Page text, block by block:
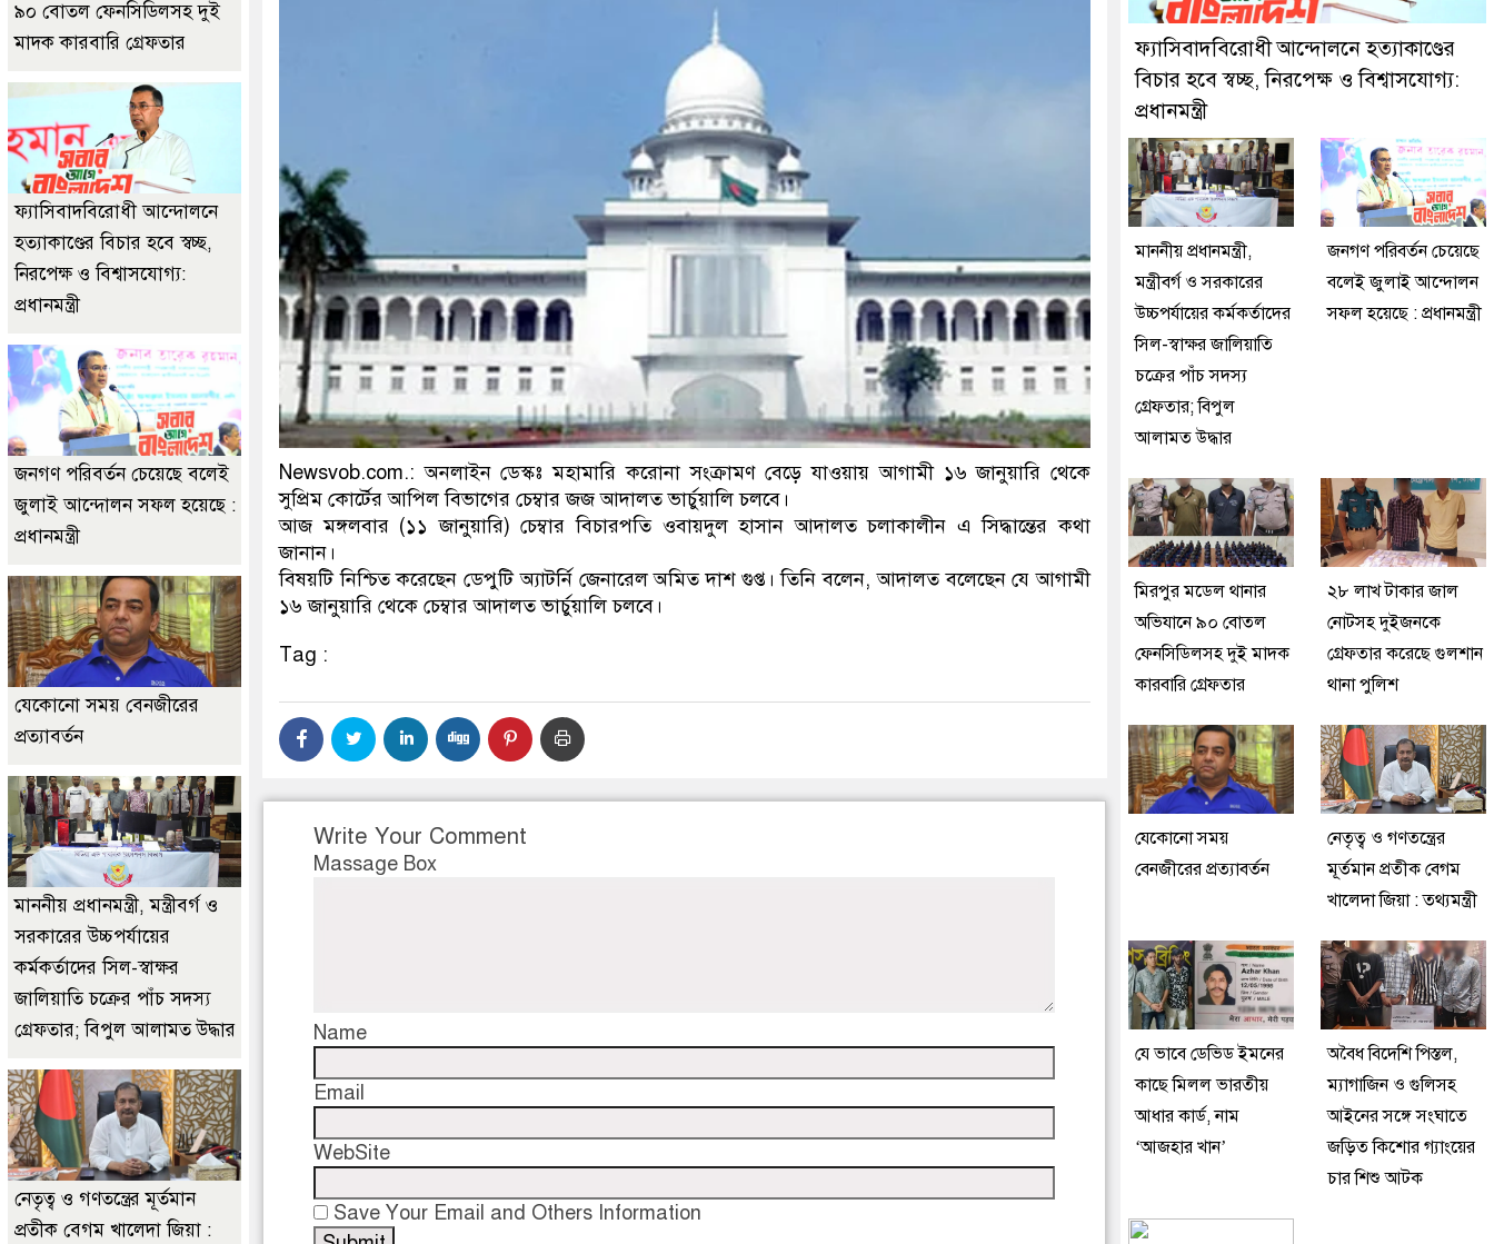
ডাকাতির প্রস্তুতিকালে দুইজনকে গ্রেফতার করেছে মিরপুর মডেল থানা পুলিশ
Newsvob.com.: অনলাইন ডেস্কঃ মহামারি করোনা সংক্রামণ বেড়ে যাওয়ায় আগামী ১৬ জানুয়ারি থেকে
সুপ্রিম কোর্টের আপিল বিভাগের চেম্বার জজ আদালত ভার্চুয়ালি চলবে।
আজ মঙ্গলবার (১১ জানুয়ারি) চেম্বার বিচারপতি ওবায়দুল হাসান আদালত চলাকালীন এ সিদ্ধান্তের কথা
জানান।
বিষয়টি নিশ্চিত করেছেন ডেপুটি অ্যাটর্নি জেনারেল অমিত দাশ গুপ্ত। তিনি বলেন, আদালত বলেছেন যে আগামী
১৬ জানুয়ারি থেকে চেম্বার আদালত ভার্চুয়ালি চলবে।
Tag :
Write Your Comment
Massage Box
Name
Email
WebSite
Save Your Email and Others Information
৯০ বোতল ফেনসিডিলসহ দুই
মাদক কারবারি গ্রেফতার
ফ্যাসিবাদবিরোধী আন্দোলনে
হত্যাকাণ্ডের বিচার হবে স্বচ্ছ,
নিরপেক্ষ ও বিশ্বাসযোগ্য:
প্রধানমন্ত্রী
জনগণ পরিবর্তন চেয়েছে বলেই
জুলাই আন্দোলন সফল হয়েছে :
প্রধানমন্ত্রী
যেকোনো সময় বেনজীরের
প্রত্যাবর্তন
মাননীয় প্রধানমন্ত্রী, মন্ত্রীবর্গ ও
সরকারের উচ্চপর্যায়ের
কর্মকর্তাদের সিল-স্বাক্ষর
জালিয়াতি চক্রের পাঁচ সদস্য
গ্রেফতার; বিপুল আলামত উদ্ধার
নেতৃত্ব ও গণতন্ত্রের মূর্তমান
প্রতীক বেগম খালেদা জিয়া :
ফ্যাসিবাদবিরোধী আন্দোলনে হত্যাকাণ্ডের
বিচার হবে স্বচ্ছ, নিরপেক্ষ ও বিশ্বাসযোগ্য:
প্রধানমন্ত্রী
মাননীয় প্রধানমন্ত্রী,
মন্ত্রীবর্গ ও সরকারের
উচ্চপর্যায়ের কর্মকর্তাদের
সিল-স্বাক্ষর জালিয়াতি
চক্রের পাঁচ সদস্য
গ্রেফতার; বিপুল
আলামত উদ্ধার
জনগণ পরিবর্তন চেয়েছে
বলেই জুলাই আন্দোলন
সফল হয়েছে : প্রধানমন্ত্রী
মিরপুর মডেল থানার
অভিযানে ৯০ বোতল
ফেনসিডিলসহ দুই মাদক
কারবারি গ্রেফতার
২৮ লাখ টাকার জাল
নোটসহ দুইজনকে
গ্রেফতার করেছে গুলশান
থানা পুলিশ
যেকোনো সময়
বেনজীরের প্রত্যাবর্তন
নেতৃত্ব ও গণতন্ত্রের
মূর্তমান প্রতীক বেগম
খালেদা জিয়া : তথ্যমন্ত্রী
যে ভাবে ডেভিড ইমনের
কাছে মিলল ভারতীয়
আধার কার্ড, নাম
‘আজহার খান’
অবৈধ বিদেশি পিস্তল,
ম্যাগাজিন ও গুলিসহ
আইনের সঙ্গে সংঘাতে
জড়িত কিশোর গ্যাংয়ের
চার শিশু আটক